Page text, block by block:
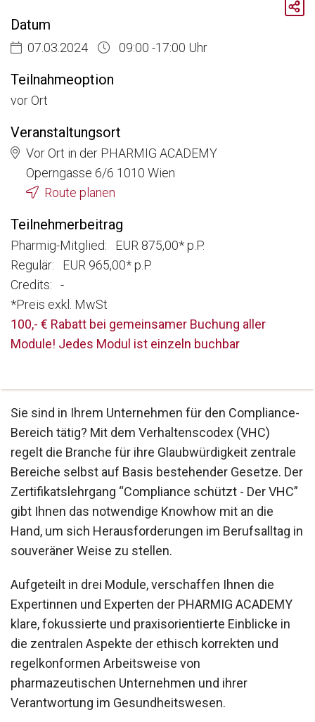
Zertifikatslehrgang Compliance schützt – Der VHC - Modul 1
Datum
07.03.2024 09:00 -17:00 Uhr
Teilnahmeoption
vor Ort
Veranstaltungsort
Vor Ort in der PHARMIG ACADEMY
Operngasse 6/6 1010 Wien
Route planen
Teilnehmerbeitrag
Pharmig-Mitglied: EUR 875,00* p.P.
Regulär: EUR 965,00* p.P.
Credits: -
*Preis exkl. MwSt
100,- € Rabatt bei gemeinsamer Buchung aller
Module! Jedes Modul ist einzeln buchbar
Sie sind in Ihrem Unternehmen für den Compliance-
Bereich tätig? Mit dem Verhaltenscodex (VHC)
regelt die Branche für ihre Glaubwürdigkeit zentrale
Bereiche selbst auf Basis bestehender Gesetze. Der
Zertifikatslehrgang “Compliance schützt - Der VHC”
gibt Ihnen das notwendige Knowhow mit an die
Hand, um sich Herausforderungen im Berufsalltag in
souveräner Weise zu stellen.
Aufgeteilt in drei Module, verschaffen Ihnen die
Expertinnen und Experten der PHARMIG ACADEMY
klare, fokussierte und praxisorientierte Einblicke in
die zentralen Aspekte der ethisch korrekten und
regelkonformen Arbeitsweise von
pharmazeutischen Unternehmen und ihrer
Verantwortung im Gesundheitswesen.